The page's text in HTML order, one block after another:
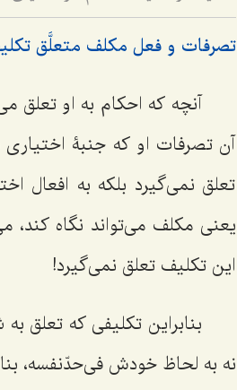
تصرفات و فعل مكلف متعلَّق
آنچه كه احكام به او
آن تصرفات او كه جنبۀ اختیارى
تعلق نمی‌گیرد بلکه به افعال
یعنی مکلف می‌تواند نگاه كند،
این تكلیف تعلق نمی‌گیرد!
بنابراین تكلیفى كه تعلق‌
نه به لحاظ خودش فى‌حدّنفسه،